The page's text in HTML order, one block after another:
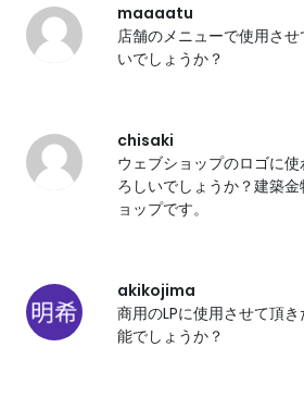
maaaatu
店舗のメニューで使用さ
いでしょうか？
chisaki
ウェブショップのロゴに
ろしいでしょうか？建築
ョップです。
akikojima
商用のLPに使用させて頂
能でしょうか？